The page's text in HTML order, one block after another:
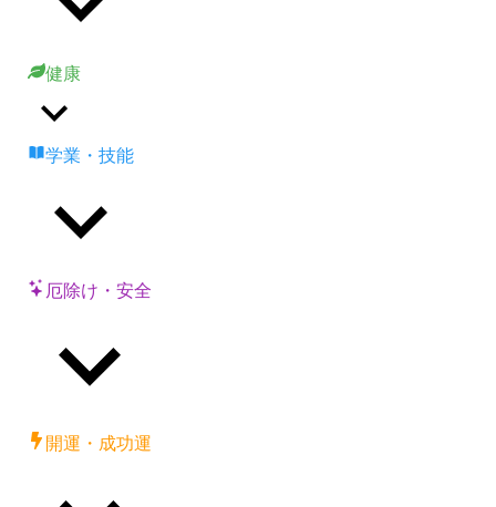
健康
学業・技能
厄除け・安全
開運・成功運